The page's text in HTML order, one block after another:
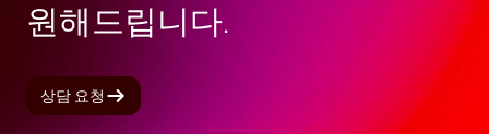
원해드립니다.
상담 요청